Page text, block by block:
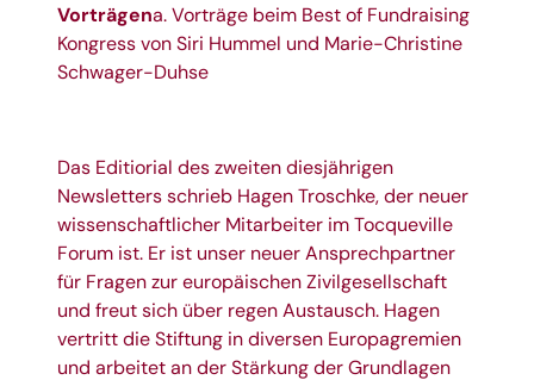
Vorträgena. Vorträge beim Best of Fundraising
Kongress von Siri Hummel und Marie-Christine
Schwager-Duhse
Das Editiorial des zweiten diesjährigen
Newsletters schrieb Hagen Troschke, der neuer
wissenschaftlicher Mitarbeiter im Tocqueville
Forum ist. Er ist unser neuer Ansprechpartner
für Fragen zur europäischen Zivilgesellschaft
und freut sich über regen Austausch. Hagen
vertritt die Stiftung in diversen Europagremien
und arbeitet an der Stärkung der Grundlagen